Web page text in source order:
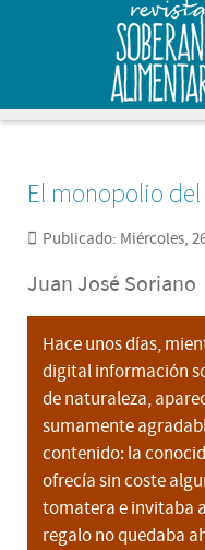
El monopolio
Publicado: Miércoles,
Juan José Soriano
Hace unos días,
digital información
de naturaleza,
sumamente
contenido: la
ofrecía sin coste
tomatera e invitaba
regalo no quedaba